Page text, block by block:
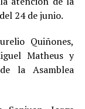
24 de junio.
Quiñones,
Matheus y
la Asamblea